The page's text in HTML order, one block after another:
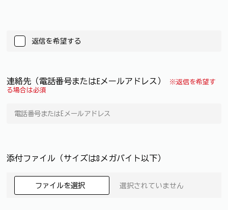
返信を希望する
連絡先（電話番号またはEメールアドレス）
※返信を希望す
る場合は必須
添付ファイル（サイズは8メガバイト以下）
ファイルを選択 選択されていません